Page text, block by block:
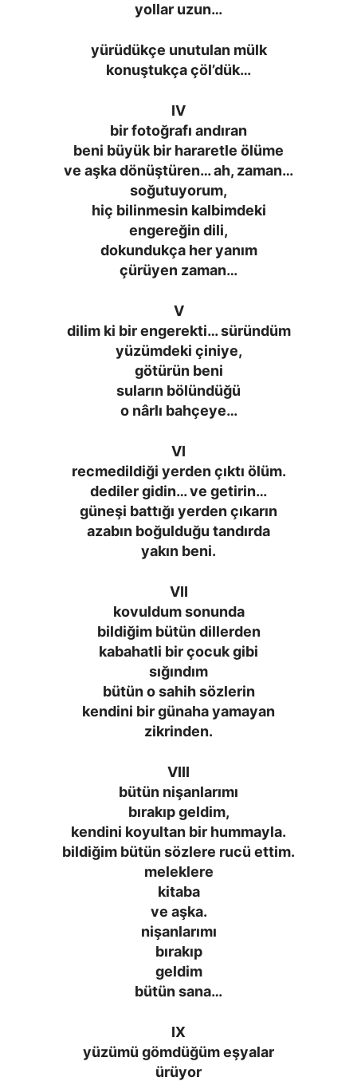
yollar uzun…
yürüdükçe unutulan mülk
konuştukça çöl’dük…
IV
bir fotoğrafı andıran
beni büyük bir hararetle ölüme
ve aşka dönüştüren… ah, zaman…
soğutuyorum,
hiç bilinmesin kalbimdeki
engereğin dili,
dokundukça her yanım
çürüyen zaman…
V
dilim ki bir engerekti… süründüm
yüzümdeki çiniye,
götürün beni
suların bölündüğü
o nârlı bahçeye…
VI
recmedildiği yerden çıktı ölüm.
dediler gidin… ve getirin…
güneşi battığı yerden çıkarın
azabın boğulduğu tandırda
yakın beni.
VII
kovuldum sonunda
bildiğim bütün dillerden
kabahatli bir çocuk gibi
sığındım
bütün o sahih sözlerin
kendini bir günaha yamayan
zikrinden.
VIII
bütün nişanlarımı
bırakıp geldim,
kendini koyultan bir hummayla.
bildiğim bütün sözlere rucü ettim.
meleklere
kitaba
ve aşka.
nişanlarımı
bırakıp
geldim
bütün sana…
IX
yüzümü gömdüğüm eşyalar
ürüyor